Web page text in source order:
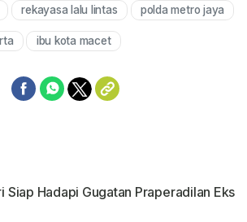
Mute
rekayasa lalu lintas polda metro jaya
ibu kota macet
Siap Hadapi Gugatan Praperadilan Eks